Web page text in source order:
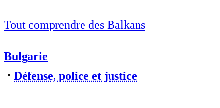
Tout comprendre des Balkans
Bulgarie
⋅ Défense, police et justice